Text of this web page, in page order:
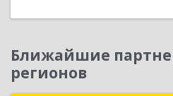
Ближайшие
регионов